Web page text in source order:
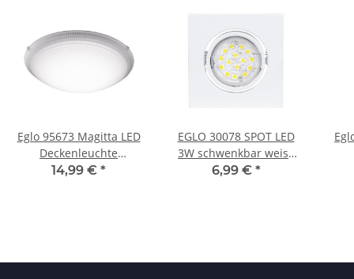
Eglo 95673 Magitta LED
Deckenleuchte
Wandleuchte Stahl 11W
14,99 € *
EGLO 30078 SPOT LED
3W schwenkbar weiss
inkl. Leuchtmittel
6,99 € *